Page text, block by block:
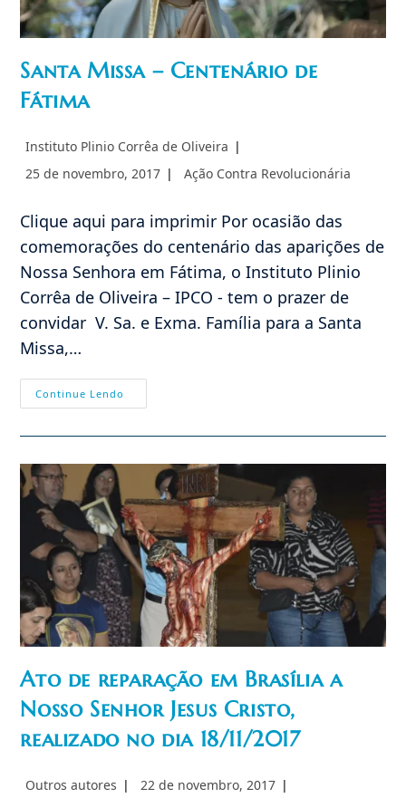
Santa Missa – Centenário de
Fátima
Autor
post:
Instituto Plinio Corrêa de Oliveira
Post
25 de novembro, 2017
Categoria
Ação Contra Revolucionária
Clique aqui para imprimir Por ocasião das
comemorações do centenário das aparições de
Nossa Senhora em Fátima, o Instituto Plinio
Corrêa de Oliveira – IPCO - tem o prazer de
convidar V. Sa. e Exma. Família para a Santa
Missa,…
Continue Lendo
Missa
Centenário
Ato de reparação em Brasília a
Nosso Senhor Jesus Cristo,
realizado no dia 18/11/2017
Autor
Outros autores
Post
22 de novembro, 2017